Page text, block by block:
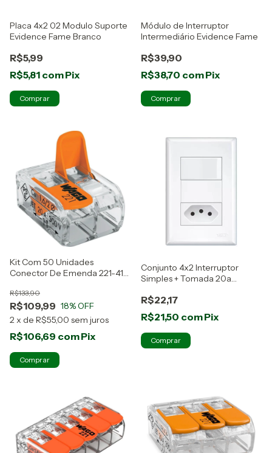
Placa 4x2 02 Modulo Suporte
Evidence Fame Branco
R$5,99
R$5,81 comPix
Módulo de Interruptor
Intermediário Evidence Fame
R$39,90
R$38,70 comPix
Kit Com 50 Unidades
Conector De Emenda 221-412
R$109,99
R$133,90
18% OFF
2 x de R$55,00 sem juros
R$106,69 comPix
Conjunto 4x2 Interruptor
Simples + Tomada 20a
R$22,17
R$21,50 comPix